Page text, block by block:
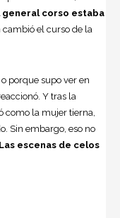
general corso estaba
cambió el curso de la
porque supo ver en
Y tras la
como la mujer tierna,
Sin embargo, eso no
Las escenas de celos